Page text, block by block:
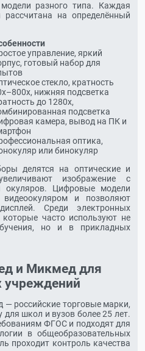
разного типа. Каждая
на определённый
управление, яркий
готовый набор для
стекло, кратность
нижняя подсветка
до 1280х,
подсветка
камера, вывод на ПК и
оптика,
или бинокуляр
делятся на оптические и
изображение с
Цифровые модели
и позволяют
Среди электронных
которые часто используют не
но и в прикладных
и Микмед для
учреждений
российские торговые марки,
школ и вузов более 25 лет.
ФГОС и подходят для
в общеобразовательных
проходит контроль качества